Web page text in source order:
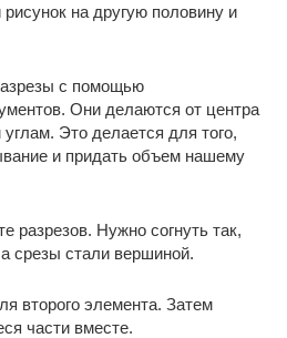
на другую половину и
с помощью
Они делаются от центра
Это делается для того,
и придать объем нашему
разрезов. Нужно согнуть так,
срезы стали вершиной.
второго элемента. Затем
части вместе.